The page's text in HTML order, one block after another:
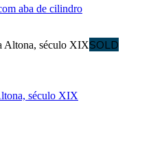
aba de cilindro
SOLD
século XIX